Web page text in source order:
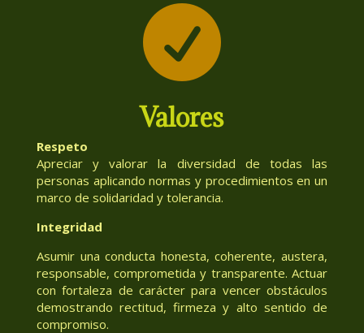

Valores
Respeto
Apreciar y valorar la diversidad de todas las
personas aplicando normas y procedimientos en un
marco de solidaridad y tolerancia.
Integridad
Asumir una conducta honesta, coherente, austera,
responsable, comprometida y transparente. Actuar
con fortaleza de carácter para vencer obstáculos
demostrando rectitud, firmeza y alto sentido de
compromiso.